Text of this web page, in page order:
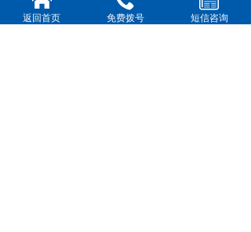
11-11
国家统计局：10月份CPI同
返回首页 免费拨号 短信咨询